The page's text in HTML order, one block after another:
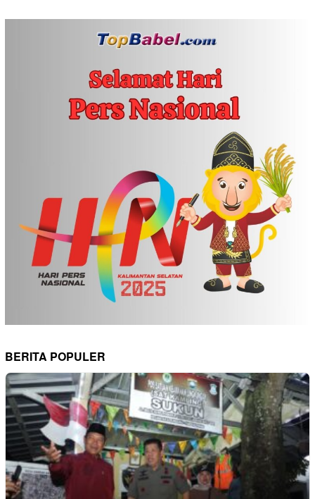
BERITA POPULER